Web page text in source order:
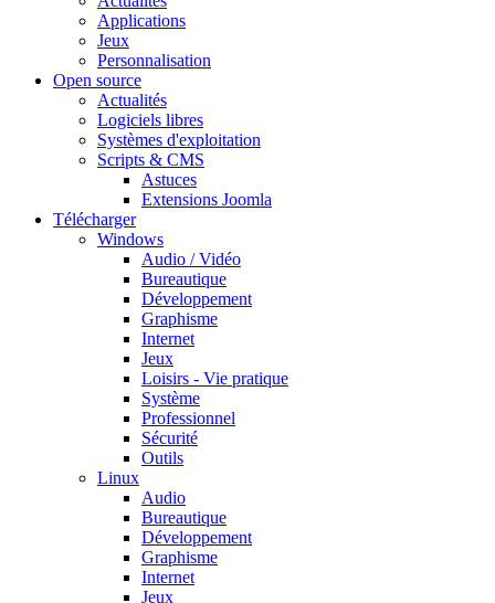
Applications
Jeux
Personnalisation
Open source
Actualités
Logiciels libres
Systèmes d'exploitation
Scripts & CMS
Astuces
Extensions Joomla
Télécharger
Windows
Audio / Vidéo
Bureautique
Développement
Graphisme
Internet
Jeux
Loisirs - Vie pratique
Système
Professionnel
Sécurité
Outils
Linux
Audio
Bureautique
Développement
Graphisme
Internet
Jeux